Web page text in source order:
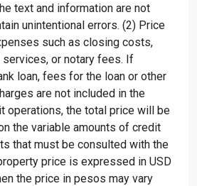
text and information are not
unintentional errors. (2) Price
such as closing costs,
or notary fees. If
loan, fees for the loan or other
are not included in the
operations, the total price will be
the variable amounts of credit
that must be consulted with the
price is expressed in USD
the price in pesos may vary